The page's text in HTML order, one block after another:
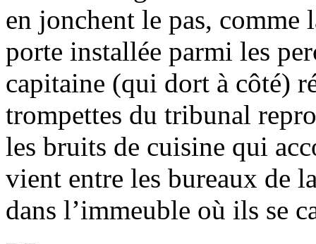
en jonchent le pas,
porte installée parmi les
capitaine (qui dort à côté)
trompettes du tribunal
les bruits de cuisine qui
vient entre les bureaux de
dans l’immeuble où ils se